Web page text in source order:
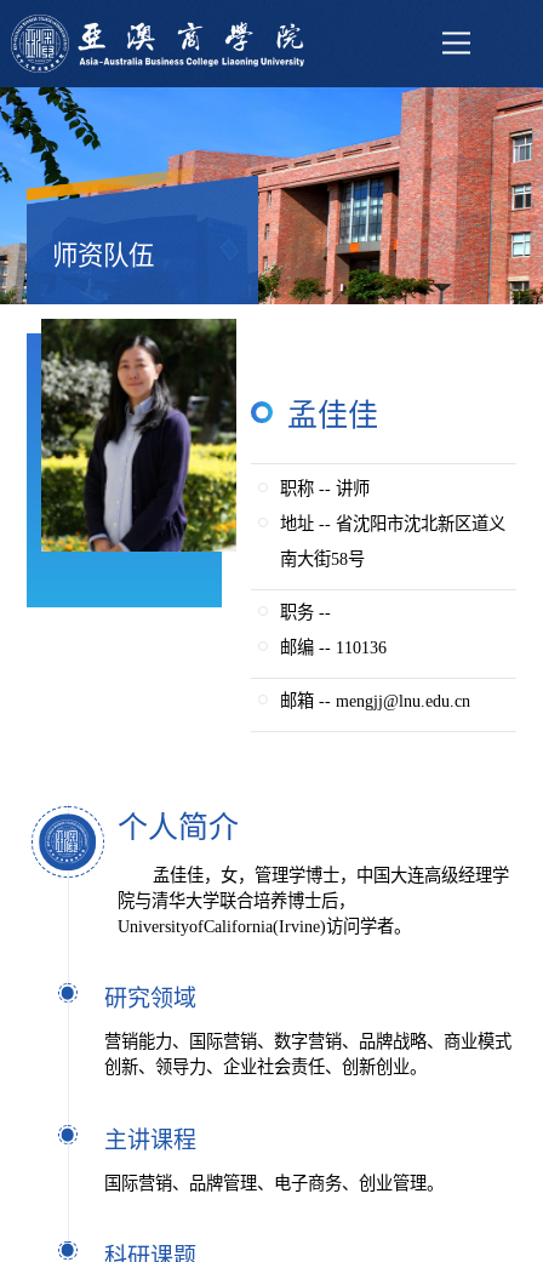
师资队伍
孟佳佳
职称 -- 讲师
地址 -- 省沈阳市沈北新区道义
南大街58号
职务 --
邮编 -- 110136
邮箱 -- mengjj@lnu.edu.cn
个人简介
孟佳佳，女，管理学博士，中国大连高级经理学
院与清华大学联合培养博士后，
UniversityofCalifornia(Irvine)访问学者。
研究领域
营销能力、国际营销、数字营销、品牌战略、商业模式
创新、领导力、企业社会责任、创新创业。
主讲课程
国际营销、品牌管理、电子商务、创业管理。
科研课题